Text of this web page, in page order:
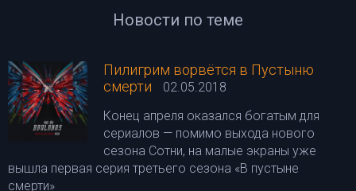
Новости по теме
Пилигрим ворвётся в Пустыню
смерти
02.05.2018
Конец апреля оказался богатым для
сериалов — помимо выхода нового
сезона Сотни, на малые экраны уже
вышла первая серия третьего сезона «В пустыне
смерти»